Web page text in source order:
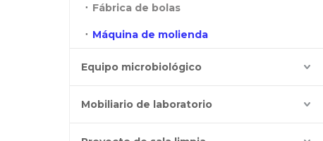
Fábrica de bolas
Máquina de molienda
Equipo microbiológico
Mobiliario de laboratorio